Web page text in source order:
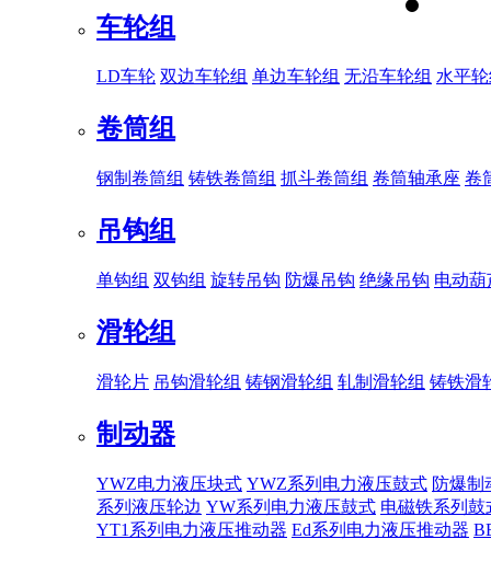
车轮组
LD车轮 双边车轮组 单边车轮组 无沿车轮组 水平
卷筒组
钢制卷筒组 铸铁卷筒组 抓斗卷筒组 卷筒轴承座 卷
吊钩组
单钩组 双钩组 旋转吊钩 防爆吊钩 绝缘吊钩 电动
滑轮组
滑轮片 吊钩滑轮组 铸钢滑轮组 轧制滑轮组 铸铁滑
制动器
YWZ电力液压块式 YWZ系列电力液压鼓式 防爆制
系列液压轮边 YW系列电力液压鼓式 电磁铁系列鼓
YT1系列电力液压推动器 Ed系列电力液压推动器